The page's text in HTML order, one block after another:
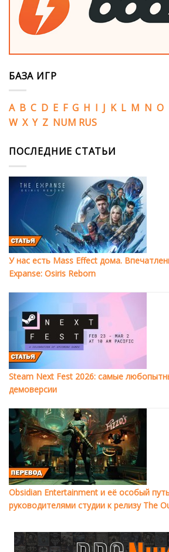
БАЗА ИГР
A B C D E F G H I J K L M N O
W X Y Z NUM RUS
ПОСЛЕДНИЕ СТАТЬИ
У нас есть Mass Effect дома.
Expanse: Osiris Reborn
Steam Next Fest 2026: самые
демоверсии
Obsidian Entertainment и её особый
руководителями студии к релизу The